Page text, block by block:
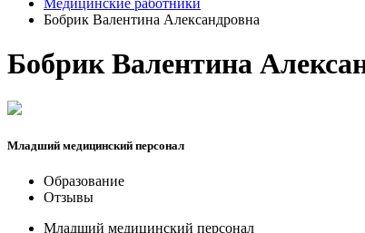
Медицинские работники
Бобрик Валентина Александровна
Бобрик Валентина
Младший медицинский персонал
Образование
Отзывы
Младший медицинский персонал